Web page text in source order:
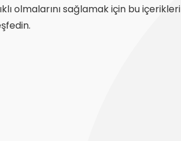
olmalarını sağlamak için bu içerikleri